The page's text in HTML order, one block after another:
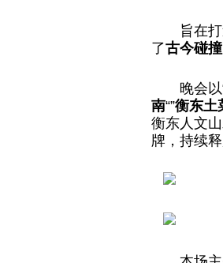
旨在
了古今碰
晚会
南“”衡东土
衡东人文
牌，持续